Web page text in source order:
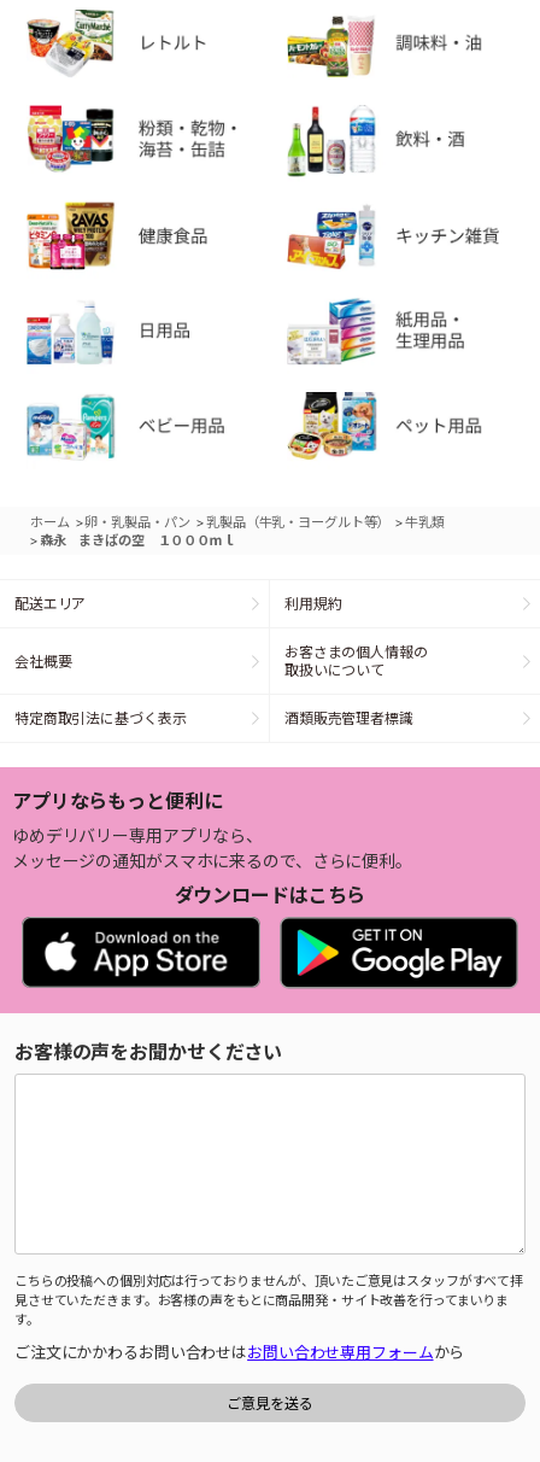
ホーム >卵・乳製品・パン >乳製品（牛乳・ヨーグルト等） >牛乳類
> 森永 まきばの空 １０００ｍｌ
配送エリア 利用規約
会社概要
お客さまの個人情報の
取扱いについて
特定商取引法に基づく表示 酒類販売管理者標識
アプリならもっと便利に
ゆめデリバリー専用アプリなら、
メッセージの通知がスマホに来るので、さらに便利。
ダウンロードはこちら
お客様の声をお聞かせください
こちらの投稿への個別対応は行っておりませんが、頂いたご意見はスタッフがすべて拝
見させていただきます。お客様の声をもとに商品開発・サイト改善を行ってまいりま
す。
ご注文にかかわるお問い合わせはお問い合わせ専用フォームから